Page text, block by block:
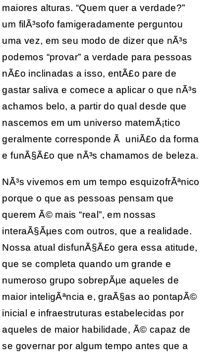
maiores alturas. “Quem quer a verdade?”
um filÃ³sofo famigeradamente perguntou
uma vez, em seu modo de dizer que nÃ³s
podemos “provar” a verdade para pessoas
nÃ£o inclinadas a isso, entÃ£o pare de
gastar saliva e comece a aplicar o que nÃ³s
achamos belo, a partir do qual desde que
nascemos em um universo matemÃ¡tico
geralmente corresponde Ã uniÃ£o da forma
e funÃ§Ã£o que nÃ³s chamamos de beleza.
NÃ³s vivemos em um tempo esquizofrÃªnico
porque o que as pessoas pensam que
querem Ã© mais “real”, em nossas
interaÃ§Ãµes com outros, que a realidade.
Nossa atual disfunÃ§Ã£o gera essa atitude,
que se completa quando um grande e
numeroso grupo sobrepÃµe aqueles de
maior inteligÃªncia e, graÃ§as ao pontapÃ©
inicial e infraestruturas estabelecidas por
aqueles de maior habilidade, Ã© capaz de
se governar por algum tempo antes que a